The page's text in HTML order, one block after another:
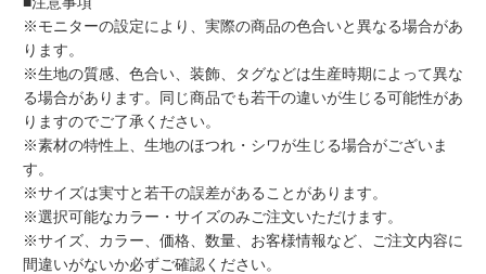
※モニターの設定により、実際の商品の色合いと異なる場合があ
ります。
※生地の質感、色合い、装飾、タグなどは生産時期によって異な
る場合があります。同じ商品でも若干の違いが生じる可能性があ
りますのでご了承ください。
※素材の特性上、生地のほつれ・シワが生じる場合がございま
す。
※サイズは実寸と若干の誤差があることがあります。
※選択可能なカラー・サイズのみご注文いただけます。
※サイズ、カラー、価格、数量、お客様情報など、ご注文内容に
間違いがないか必ずご確認ください。